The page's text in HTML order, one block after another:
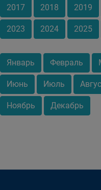
2017 2018 2019
2023 2024 2025
Январь Февраль
Июнь Июль
Ноябрь Декабрь